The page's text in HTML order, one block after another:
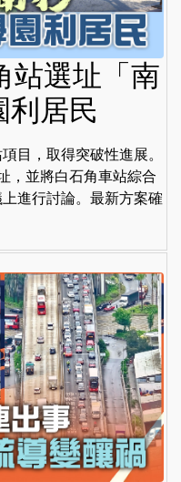
站選址「南
居民
目，取得突破性進展。
，並將白石角車站綜合
進行討論。最新方案確